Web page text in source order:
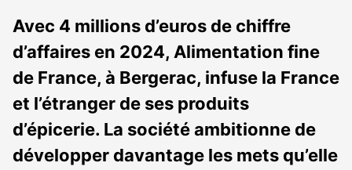
abonnés
Avec 4 millions d’euros de chiffre
d’affaires en 2024, Alimentation fine
de France, à Bergerac, infuse la France
et l’étranger de ses produits
d’épicerie. La société ambitionne de
développer davantage les mets qu’elle